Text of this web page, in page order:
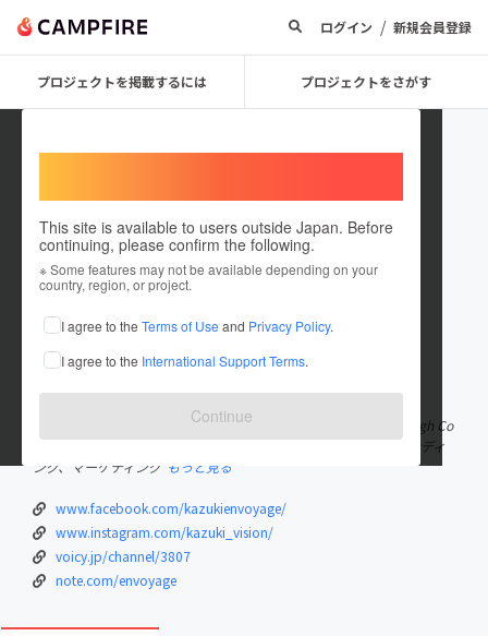
ログイン / 新規会員登録
プロジェクトを掲載するには プロジェクトをさがす
This site is available to users outside Japan. Before
continuing, please confirm the following.
※ Some features may not be available depending on your
country, region, or project.
I agree to the Terms of Use and Privacy Policy.
I agree to the International Support Terms.
Continue
Kazuki Togase
これまでに8回支援して1件のプロジェクトを投稿しています
在住国：日本 現在地：山梨県
出身国：日本 出身地：大阪府
これまでの経歴 15歳からイギリスに単身アート留学8年。Edinburgh Co
llege of Artを卒業し、グラフィックデザイナー、外資PR、 ブランディ
ング、マーケティング もっと見る
www.facebook.com/kazukienvoyage/
www.instagram.com/kazuki_vision/
voicy.jp/channel/3807
note.com/envoyage